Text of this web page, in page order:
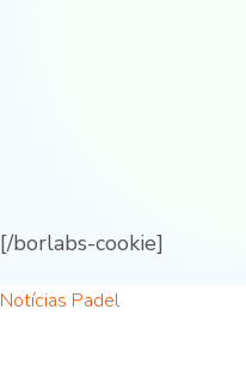
[/borlabs-cookie]
Notícias Padel